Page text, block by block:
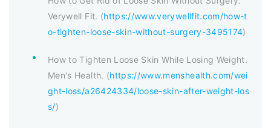
Verywell Fit. (https://www.verywellfit.com/how-t
o-tighten-loose-skin-without-surgery-3495174)
How to Tighten Loose Skin While Losing Weight.
Men's Health. (https://www.menshealth.com/wei
ght-loss/a26424334/loose-skin-after-weight-los
s/)